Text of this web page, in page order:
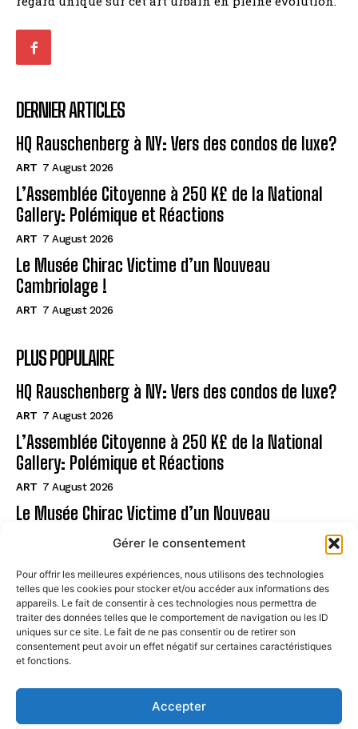
Gérer le consentement
Pour offrir les meilleures expériences, nous utilisons des technologies
telles que les cookies pour stocker et/ou accéder aux informations des
appareils. Le fait de consentir à ces technologies nous permettra de
traiter des données telles que le comportement de navigation ou les ID
uniques sur ce site. Le fait de ne pas consentir ou de retirer son
consentement peut avoir un effet négatif sur certaines caractéristiques
et fonctions.
Accepter
DERNIER ARTICLES
HQ Rauschenberg à NY: Vers des condos de luxe?
ART 7 August 2026
L’Assemblée Citoyenne à 250 K£ de la National
Gallery: Polémique et Réactions
ART 7 August 2026
Le Musée Chirac Victime d’un Nouveau
Cambriolage !
ART 7 August 2026
PLUS POPULAIRE
HQ Rauschenberg à NY: Vers des condos de luxe?
ART 7 August 2026
L’Assemblée Citoyenne à 250 K£ de la National
Gallery: Polémique et Réactions
ART 7 August 2026
Le Musée Chirac Victime d’un Nouveau
Page
CONTACT
MENTIONS LÉGALES